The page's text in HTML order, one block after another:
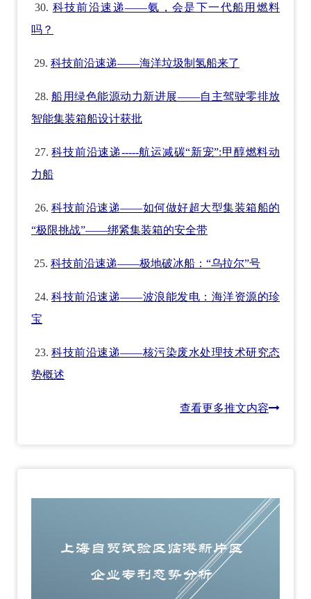
30. 科技前沿速递——氨，会是下一代船用燃料
吗？
29. 科技前沿速递——海洋垃圾制氢船来了
28. 船用绿色能源动力新进展——自主驾驶零排放
智能集装箱船设计获批
27.科技前沿速递-----航运减碳“新宠”:甲醇燃料动
力船
26. 科技前沿速递——如何做好超大型集装箱船的
“极限挑战”——绑紧集装箱的安全带
25. 科技前沿速递——极地破冰船：“乌拉尔”号
24. 科技前沿速递——波浪能发电：海洋资源的珍
宝
23. 科技前沿速递——核污染废水处理技术研究态
势概述
查看更多推文内容